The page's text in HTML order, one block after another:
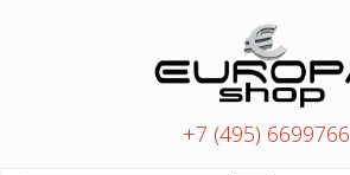
+7 (495) 6699766